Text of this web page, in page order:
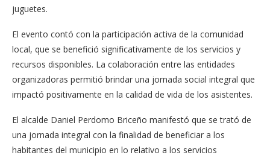
juguetes.
El evento contó con la participación activa de la comunidad
local, que se benefició significativamente de los servicios y
recursos disponibles. La colaboración entre las entidades
organizadoras permitió brindar una jornada social integral que
impactó positivamente en la calidad de vida de los asistentes.
El alcalde Daniel Perdomo Briceño manifestó que se trató de
una jornada integral con la finalidad de beneficiar a los
habitantes del municipio en lo relativo a los servicios